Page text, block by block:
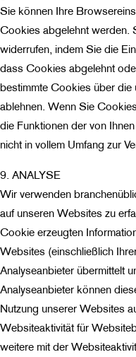
Sie können Ihre
Cookies abgelehnt werden.
widerrufen, indem Sie die
dass Cookies abgelehnt
bestimmte Cookies über
ablehnen. Wenn Sie
die Funktionen der von
nicht in vollem Umfang zur
9. ANALYSE
Wir verwenden
auf unseren Websites zu
Cookie erzeugten
Websites (einschließlich
Analyseanbieter übermittelt
Analyseanbieter können
Nutzung unserer Websites
Websiteaktivität für
weitere mit der